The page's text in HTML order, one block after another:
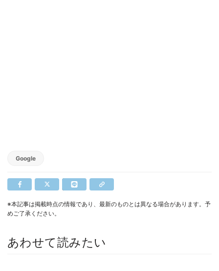
Google
※本記事は掲載時点の情報であり、最新のものとは異なる場合があります。予
めご了承ください。
あわせて読みたい